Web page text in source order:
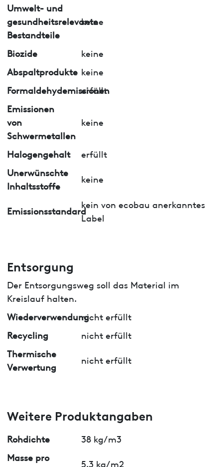
Umwelt- und
gesundheitsrelevante
Bestandteile
keine
Biozide
keine
Abspaltprodukte keine
Formaldehydemissionen
erfüllt
Emissionen
von
Schwermetallen
keine
Halogengehalt
erfüllt
Unerwünschte
Inhaltsstoffe
keine
Emissionsstandard
kein von ecobau anerkanntes
Label
Entsorgung
Der Entsorgungsweg soll das Material im
Kreislauf halten.
Wiederverwendungnicht erfüllt
Recycling
nicht erfüllt
Thermische
Verwertung
nicht erfüllt
Weitere Produktangaben
Rohdichte
38 kg/m3
Masse pro
5.3 kg/m2